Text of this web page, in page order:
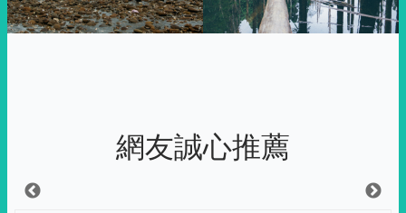
網友誠心推薦